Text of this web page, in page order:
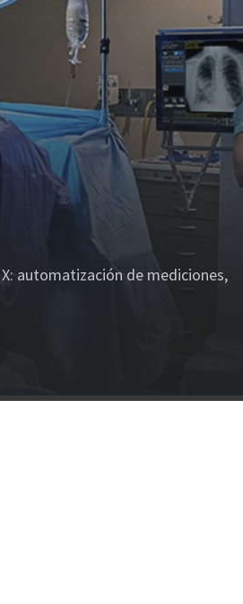
automatización de mediciones,